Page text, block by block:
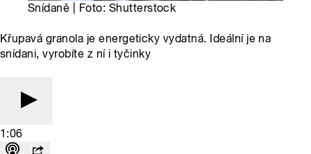
Snídaně | Foto: Shutterstock
Křupavá granola je energeticky vydatná. Ideální je na
snídani, vyrobíte z ní i tyčinky
1:06